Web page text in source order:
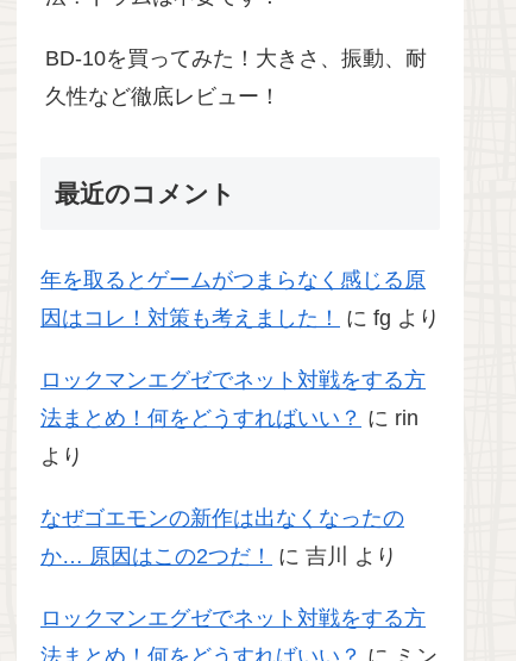
BD-10を買ってみた！大きさ、振動、耐
久性など徹底レビュー！
最近のコメント
年を取るとゲームがつまらなく感じる原
因はコレ！対策も考えました！
に fg より
ロックマンエグゼでネット対戦をする方
法まとめ！何をどうすればいい？ に rin
より
なぜゴエモンの新作は出なくなったの
か… 原因はこの2つだ！
に 吉川 より
ロックマンエグゼでネット対戦をする方